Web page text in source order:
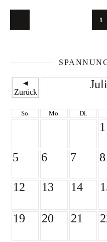
1
◄
Zurück
So. Mo. Di.
1
5 6 7 8
12 13 14
19 20 21